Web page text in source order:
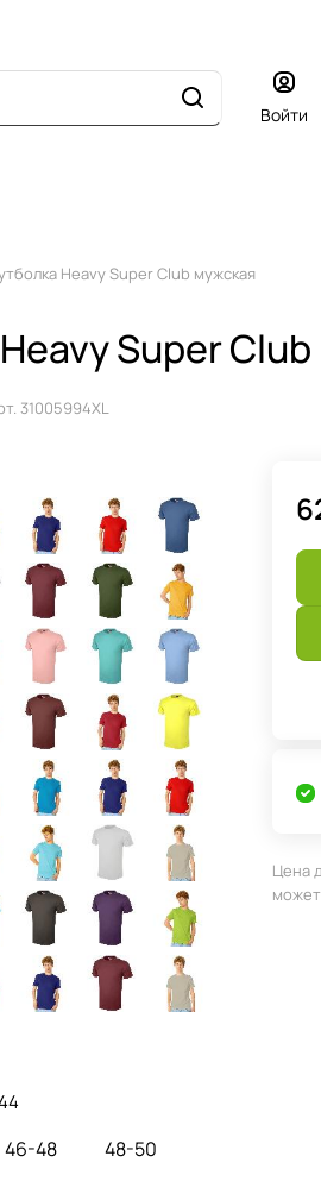
Войти
Heavy Super Club мужская
Super
31005994XL
46-48 48-50
Цена